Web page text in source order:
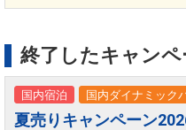
終了したキャンペ
国内宿泊 国内ダイナミック
夏売りキャンペーン